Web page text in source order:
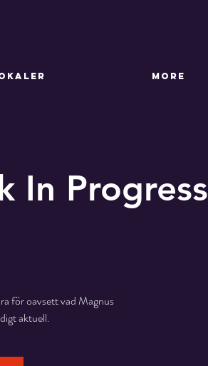
More
In Progress
för oavsett vad Magnus
aktuell.